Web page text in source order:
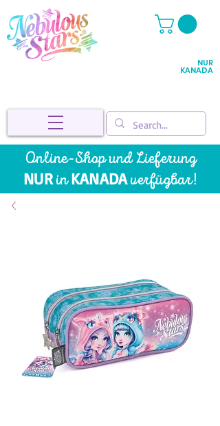
NUR
KANADA
Online-Shop undLieferung
NURinKANADAverfügbar!